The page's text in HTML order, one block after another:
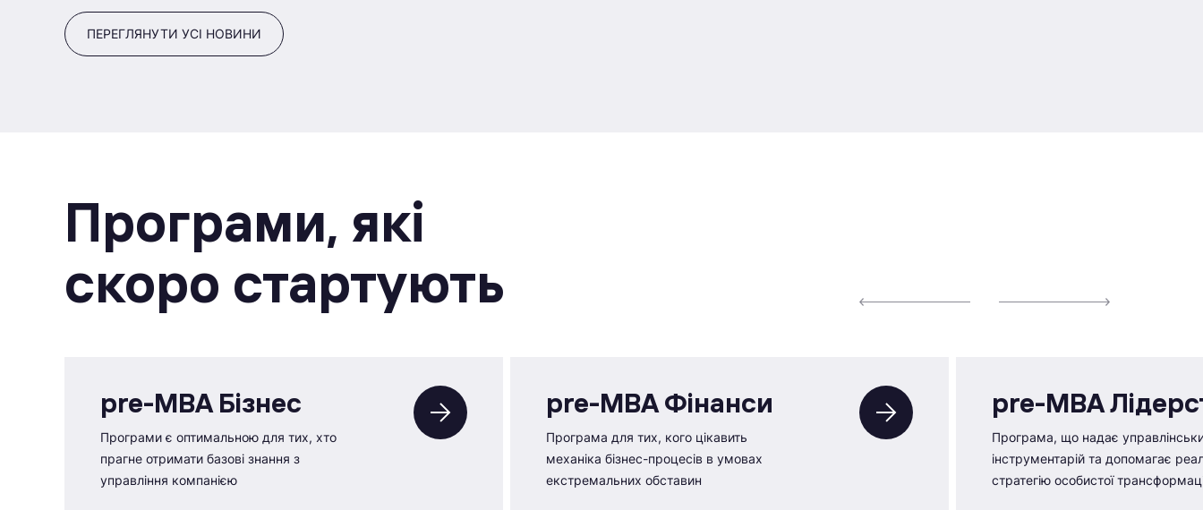
ПЕРЕГЛЯНУТИ УСІ НОВИНИ
Програми, якi
скоро стартують
pre-MBA Бізнес
Програми є оптимальною для тих, хто
прагне отримати базові знання з
управління компанією
pre-MBA Фінанси
Програма для тих, кого цікавить
механіка бізнес-процесів в умовах
екстремальних обставин
pre-MBA
Програма, що надає
інструментарій та допомагає
стратегію особистої